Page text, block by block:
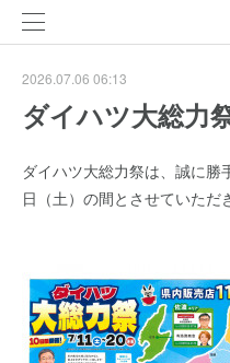
2026.07.06 06:13
ダイハツ大総力
ダイハツ大総力祭は、誠に勝
日（土）の間とさせていただ